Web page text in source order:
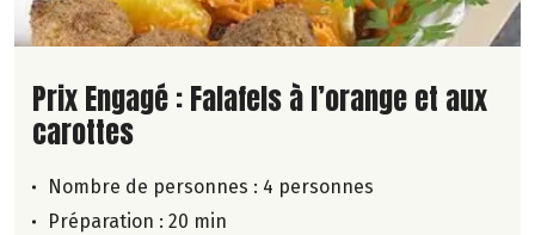
Lire la suite de la recette
Prix Engagé : Falafels à l’orange et aux
carottes
Nombre de personnes : 4 personnes
Préparation : 20 min